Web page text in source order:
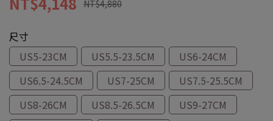
NT$4,880
尺寸
US5-23CM
US5.5-23.5CM
US6-24CM
US6.5-24.5CM
US7-25CM
US7.5-25.5CM
US8-26CM
US8.5-26.5CM
US9-27CM